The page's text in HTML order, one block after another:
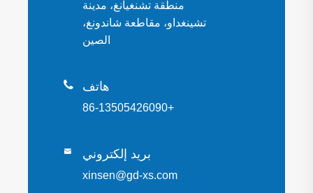
منطقة تشنغيانغ، مدينة
تشينغداو، مقاطعة شاندونغ،
الصين
 هاتف
+86-13505426090
 بريد إلكتروني
xinsen@gd-xs.com